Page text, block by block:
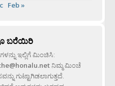
Feb »
ಬರೆಯಿರಿ
ಇಲ್ಲಿಗೆ ಮಿಂಚಿಸಿ:
ನಿಮ್ಮ ಮಿಂಚೆ
ಗುಟ್ಟಾಗಿಡಲಾಗುತ್ತದೆ.